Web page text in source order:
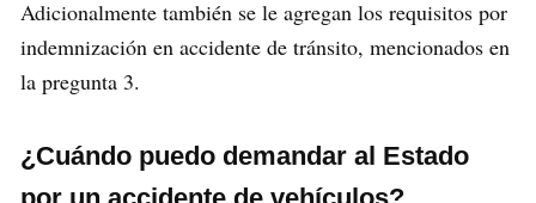
Adicionalmente también se le agregan los requisitos por
indemnización en accidente de tránsito, mencionados en
la pregunta 3.
¿Cuándo puedo demandar al Estado